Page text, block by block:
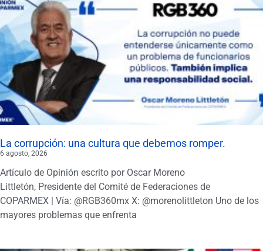
La corrupción: una cultura que debemos romper.
6 agosto, 2026
Artículo de Opinión escrito por Oscar Moreno
Littletón, Presidente del Comité de Federaciones de
COPARMEX | Vía: @RGB360mx X: @morenolittleton Uno de los
mayores problemas que enfrenta